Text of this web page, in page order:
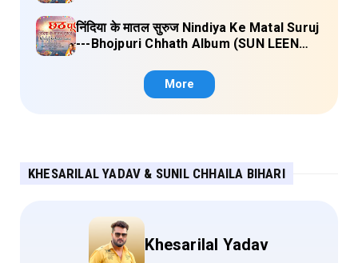
निंदिया के मातल सुरुज Nindiya Ke Matal Suruj
---Bhojpuri Chhath Album (SUN LEEN
More
KHESARILAL YADAV & SUNIL CHHAILA BIHARI
Khesarilal Yadav